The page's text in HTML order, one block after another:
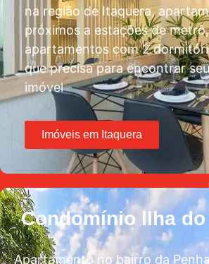
na região de Itaquera,
próximos a estações de metrô,
apartamentos com 2
que precisa para encontrar
imóvel
Imóveis em Itaquera
Condomínio llha do
Apartamento no bairro da